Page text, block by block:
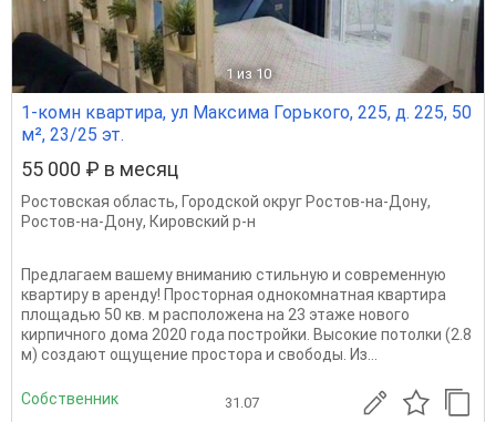
1 из 10
1-комн квартира, ул Максима Горького, 225, д. 225, 50
м², 23/25 эт.
55 000 ₽ в месяц
Ростовская область, Городской округ Ростов-на-Дону,
Ростов-на-Дону, Кировский р-н
Предлагаем вашему вниманию стильную и современную
квартиру в аренду! Просторная однокомнатная квартира
площадью 50 кв. м расположена на 23 этаже нового
кирпичного дома 2020 года постройки. Высокие потолки (2.8
м) создают ощущение простора и свободы. Из...
Собственник 31.07